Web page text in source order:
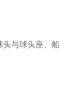
头与球头座、船